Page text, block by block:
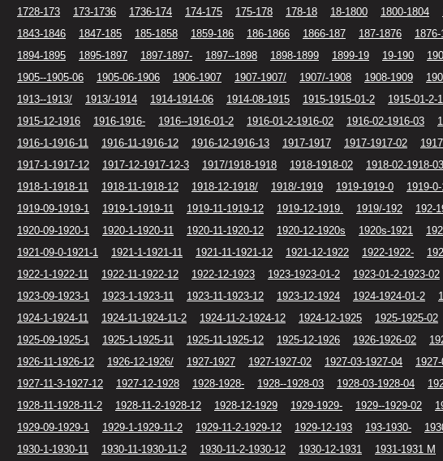
1728-173
173-1736 1736-174 174-175 175-178 178-18 18-1800 1800-1804
1843-1846
1847-185 185-1858 1859-186 186-1866 1866-187 187-1876 1876-
1894-1895
1895-1897 1897-1897- 1897--1898 1898-1899 1899-19 19-190
1905--1905-06
1905-06-1906 1906-1907 1907-1907/ 1907/-1908 1908-1909
1913--1913/
1913/-1914 1914-1914-06 1914-08-1915 1915-1915-01-2 1915-01-2-
1915-12-1916
1916-1916- 1916--1916-01-2 1916-01-2-1916-02 1916-02-1916-03
1916-1-1916-11
1916-11-1916-12 1916-12-1916-13 1917-1917 1917-1917-02
1917-1-1917-12
1917-12-1917-12-3 1917/1918-1918 1918-1918-02 1918-02-1918-03
1918-1-1918-11
1918-11-1918-12 1918-12-1918/ 1918/-1919 1919-1919-0 1919-
1919-09-1919-1
1919-1-1919-11 1919-11-1919-12 1919-12-1919. 1919/-192 192-
1920-09-1920-1
1920-1-1920-11 1920-11-1920-12 1920-12-1920s 1920s-1921
1921-09-0-1921-1
1921-1-1921-11 1921-11-1921-12 1921-12-1922 1922-1922-
1922-1-1922-11
1922-11-1922-12 1922-12-1923 1923-1923-01-2 1923-01-2-1923-02
1923-09-1923-1
1923-1-1923-11 1923-11-1923-12 1923-12-1924 1924-1924-01-2
1924-1-1924-11
1924-11-1924-11-2 1924-11-2-1924-12 1924-12-1925 1925-1925-02
1925-09-1925-1
1925-1-1925-11 1925-11-1925-12 1925-12-1926 1926-1926-02
1926-11-1926-12
1926-12-1926/ 1927-1927 1927-1927-02 1927-03-1927-04
1927-11-3-1927-12
1927-12-1928 1928-1928- 1928--1928-03 1928-03-1928-04
1928-11-1928-11-2
1928-11-2-1928-12 1928-12-1929 1929-1929- 1929--1929-02
1929-09-1929-1
1929-1-1929-11-2 1929-11-2-1929-12 1929-12-193 193-1930-
1930-1-1930-11
1930-11-1930-11-2 1930-11-2-1930-12 1930-12-1931 1931-1931 M